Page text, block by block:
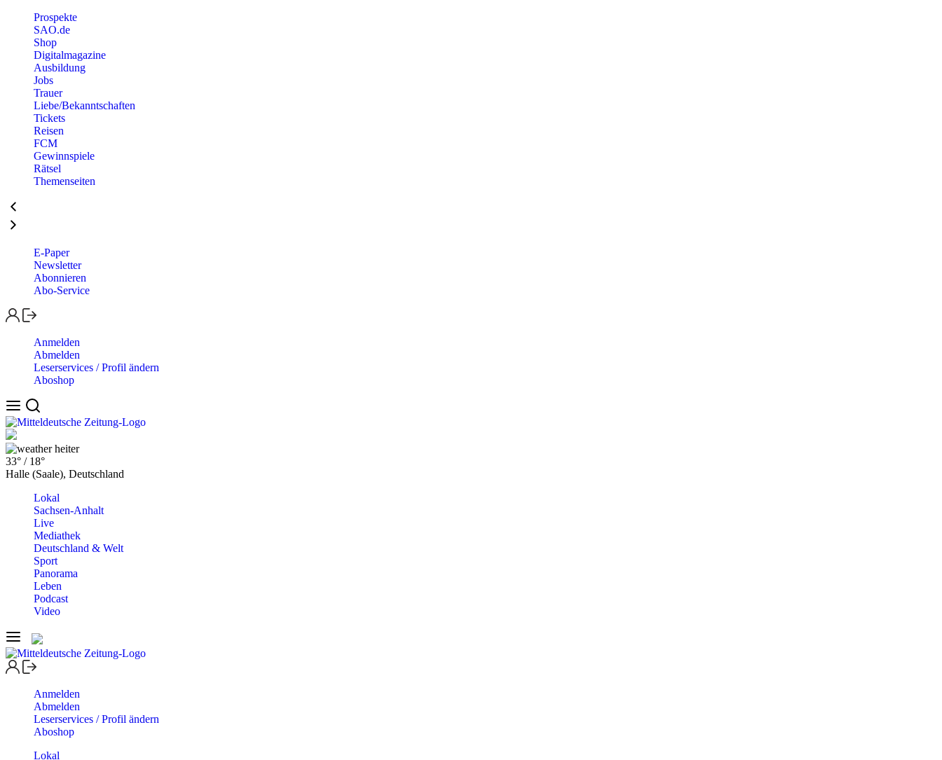
Prospekte
SAO.de
Shop
Digitalmagazine
Ausbildung
Jobs
Trauer
Liebe/Bekanntschaften
Tickets
Reisen
FCM
Gewinnspiele
Rätsel
Themenseiten
E-Paper
Newsletter
Abonnieren
Abo-Service
Anmelden
Abmelden
Leserservices / Profil ändern
Aboshop
heiter
33° / 18°
Halle (Saale), Deutschland
Lokal
Sachsen-Anhalt
Live
Mediathek
Deutschland & Welt
Sport
Panorama
Leben
Podcast
Video
Anmelden
Abmelden
Leserservices / Profil ändern
Aboshop
Lokal